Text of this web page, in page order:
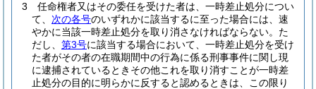
3
任命権者又はその委任を受けた者は、一時差止処分につい
て、 次の各号のいずれかに該当するに至った場合には、速
やかに当該一時差止処分を取り消さなければならない。 た
だし、 第3号に該当する場合において、一時差止処分を受け
た者がその者の在職期間中の行為に係る刑事事件に関し現
に逮捕されているときその他これを取り消すことが一時差
止処分の目的に明らかに反すると認めるときは、この限り